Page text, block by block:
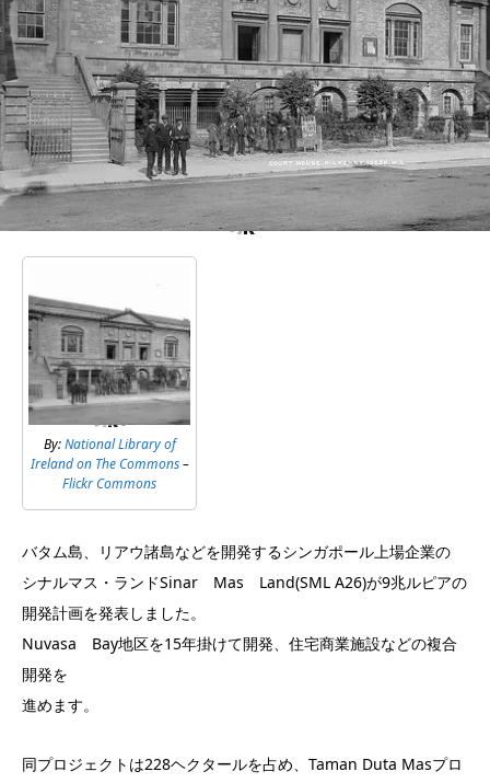
By:National Library of
Ireland on The Commons–
Flickr Commons
バタム島、リアウ諸島などを開発するシンガポール上場企業の
シナルマス・ランドSinar Mas Land(SML A26)が9兆ルピアの
開発計画を発表しました。
Nuvasa Bay地区を15年掛けて開発、住宅商業施設などの複合
開発を
進めます。
同プロジェクトは228ヘクタールを占め、Taman Duta Masプロ